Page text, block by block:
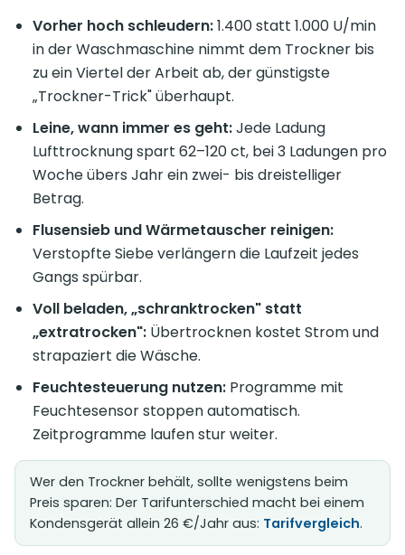
Vorher hoch schleudern:1.400 statt 1.000 U/min
in der Waschmaschine nimmt dem Trockner bis
zu ein Viertel der Arbeit ab, der günstigste
„Trockner-Trick" überhaupt.
Leine, wann immer es geht:Jede Ladung
Lufttrocknung spart 62–120 ct, bei 3 Ladungen pro
Woche übers Jahr ein zwei- bis dreistelliger
Betrag.
Flusensieb und Wärmetauscher reinigen:
Verstopfte Siebe verlängern die Laufzeit jedes
Gangs spürbar.
Voll beladen, „schranktrocken" statt
„extratrocken": Übertrocknen kostet Strom und
strapaziert die Wäsche.
Feuchtesteuerung nutzen: Programme mit
Feuchtesensor stoppen automatisch.
Zeitprogramme laufen stur weiter.
Wer den Trockner behält, sollte wenigstens beim
Preis sparen: Der Tarifunterschied macht bei einem
Kondensgerät allein 26 €/Jahr aus: Tarifvergleich.